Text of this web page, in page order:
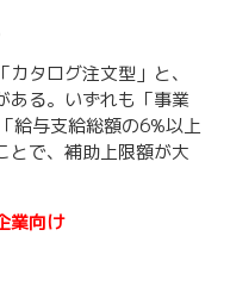
タログ注文型」と、
ある。いずれも「事業
給与支給総額の6%以上
とで、補助上限額が大
業向け